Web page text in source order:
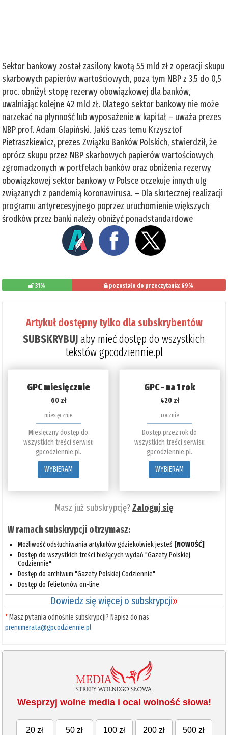
Sektor bankowy został zasilony kwotą 55 mld zł z operacji skupu
skarbowych papierów wartościowych, poza tym NBP z 3,5 do 0,5
proc. obniżył stopę rezerwy obowiązkowej dla banków,
uwalniając kolejne 42 mld zł. Dlatego sektor bankowy nie może
narzekać na płynność lub wyposażenie w kapitał – uważa prezes
NBP prof. Adam Glapiński. Jakiś czas temu Krzysztof
Pietraszkiewicz, prezes Związku Banków Polskich, stwierdził, że
oprócz skupu przez NBP skarbowych papierów wartościowych
zgromadzonych w portfelach banków oraz obniżenia rezerwy
obowiązkowej sektor bankowy w Polsce oczekuje innych ulg
związanych z pandemią koronawirusa. – Dla skutecznej realizacji
programu antyrecesyjnego poprzez uruchomienie większych
środków przez banki należy obniżyć ponadstandardowe
31% pozostało do przeczytania: 69%
Artykuł dostępny tylko dla subskrybentów
SUBSKRYBUJaby mieć dostęp do wszystkich
tekstów gpcodziennie.pl
GPC miesięcznie
60 zł
miesięcznie
Miesięczny dostęp do
wszystkich treści serwisu
gpcodziennie.pl.
WYBIERAM
GPC - na 1 rok
420 zł
rocznie
Dostęp przez rok do
wszystkich treści serwisu
gpcodziennie.pl.
WYBIERAM
Masz już subskrypcję?Zaloguj się
W ramach subskrypcji otrzymasz:
Możliwość odsłuchiwania artykułów gdziekolwiek jesteś [NOWOŚĆ]
Dostęp do wszystkich treści bieżących wydań "Gazety Polskiej
Codziennie"
Dostęp do archiwum "Gazety Polskiej Codziennie"
Dostęp do felietonów on-line
Dowiedz się więcej o subskrypcji»
*Masz pytania odnośnie subskrypcji? Napisz do nas
prenumerata@gpcodziennie.pl
Wesprzyj wolne media i ocal wolność słowa!
20 zł 50 zł 100 zł 200 zł 500 zł